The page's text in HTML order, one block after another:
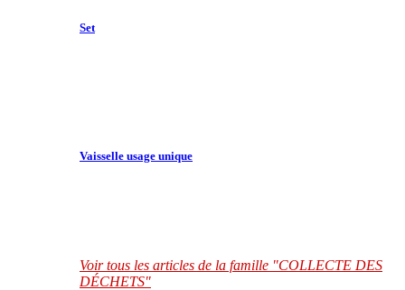
Set
Vaisselle usage unique
Voir tous les articles de la famille "COLLECTE DES
DÉCHETS"